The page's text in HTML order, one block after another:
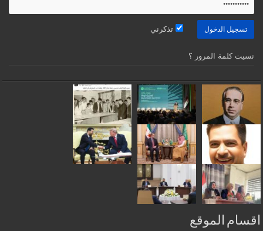
تذكرني
نسيت كلمة المرور ؟
اقسام الموقع